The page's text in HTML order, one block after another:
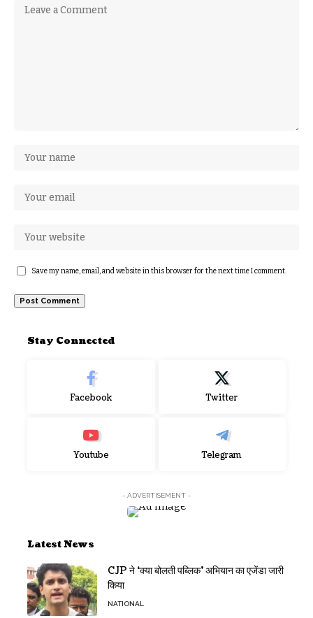
Save my name, email, and website in this browser for the next time I comment.
Stay Connected
Facebook Twitter
Youtube Telegram
- ADVERTISEMENT -
Latest News
CJP ने ‘क्या बोलती पब्लिक’ अभियान का एजेंडा जारी
किया
NATIONAL